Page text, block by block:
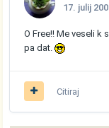
17. julij
O Free!! Me veseli
pa dat.
Citiraj